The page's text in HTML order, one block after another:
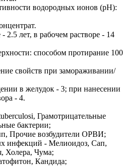
водородных ионов (pH):
2.5 лет, в рабочем растворе - 14
способом протирание 100
свойств при замораживании/
в желудок - 3; при нанесении
- 4.
Грамотрицательные
бактерии;
Прочие возбудители ОРВИ;
инфекций - Мелиоидоз, Сап,
Холера, Чума;
Кандида;